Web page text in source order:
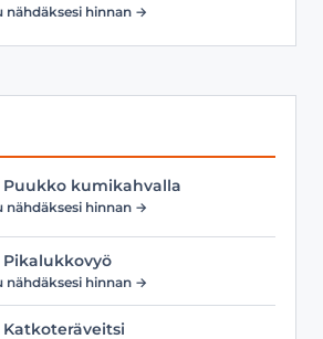
nähdäksesi hinnan →
Puukko kumikahvalla
nähdäksesi hinnan →
Pikalukkovyö
nähdäksesi hinnan →
Katkoteräveitsi